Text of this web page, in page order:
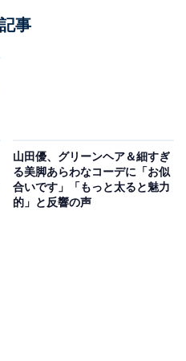
事
山田優、グリーンヘア＆細すぎ
る美脚あらわなコーデに「お似
合いです」「もっと太ると魅力
的」と反響の声